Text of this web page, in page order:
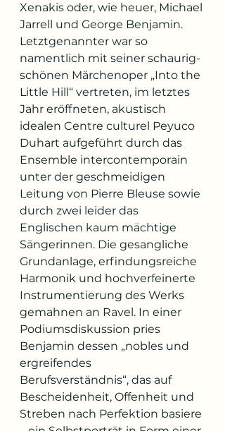
Xenakis oder, wie heuer, Michael
Jarrell und George Benjamin.
Letztgenannter war so
namentlich mit seiner schaurig-
schönen Märchenoper „Into the
Little Hill“ vertreten, im letztes
Jahr eröffneten, akustisch
idealen Centre culturel Peyuco
Duhart aufgeführt durch das
Ensemble intercontemporain
unter der geschmeidigen
Leitung von Pierre Bleuse sowie
durch zwei leider das
Englischen kaum mächtige
Sängerinnen. Die gesangliche
Grundanlage, erfindungsreiche
Harmonik und hochverfeinerte
Instrumentierung des Werks
gemahnen an Ravel. In einer
Podiumsdiskussion pries
Benjamin dessen „nobles und
ergreifendes
Berufsverständnis“, das auf
Bescheidenheit, Offenheit und
Streben nach Perfektion basiere